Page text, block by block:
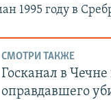
1995 году в
СМОТРИ ТАКЖЕ
Госканал в
оправдавшего